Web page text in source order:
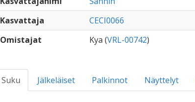
Kasvattaja
CECI0066
Omistajat
Kya (VRL-00742)
Suku Jälkeläiset Palkinnot Näyttelyt